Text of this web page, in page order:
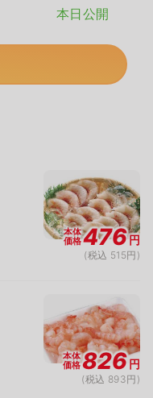
本日公開
本体
価格476円
(税込 515円)
本体
価格826円
(税込 893円)